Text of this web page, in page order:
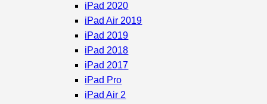
iPad 2020
iPad Air 2019
iPad 2019
iPad 2018
iPad 2017
iPad Pro
iPad Air 2